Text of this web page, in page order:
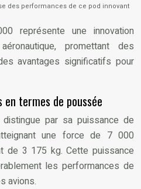
des performances de ce pod innovant
représente une innovation
promettant des
avantages significatifs pour
termes de poussée
par sa puissance de
une force de 7 000
de 3 175 kg. Cette puissance
les performances de
avions.